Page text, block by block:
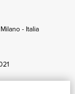
- Italia